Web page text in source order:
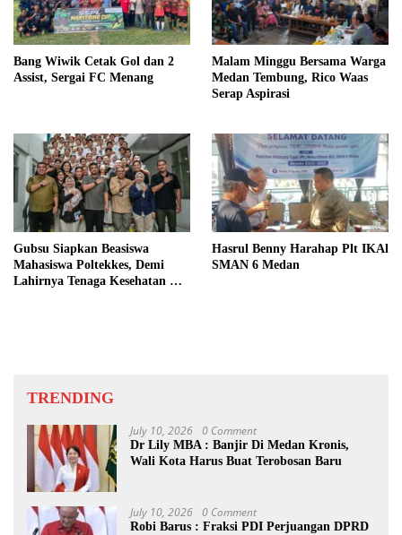
Bang Wiwik Cetak Gol dan 2
Assist, Sergai FC Menang
Malam Minggu Bersama Warga
Medan Tembung, Rico Waas
Serap Aspirasi
Gubsu Siapkan Beasiswa
Mahasiswa Poltekkes, Demi
Lahirnya Tenaga Kesehatan Di
Hasrul Benny Harahap Plt IKAl
SMAN 6 Medan
TRENDING
July 10, 2026 0 Comment
Dr Lily MBA : Banjir Di Medan Kronis,
Wali Kota Harus Buat Terobosan Baru
July 10, 2026 0 Comment
Robi Barus : Fraksi PDI Perjuangan DPRD